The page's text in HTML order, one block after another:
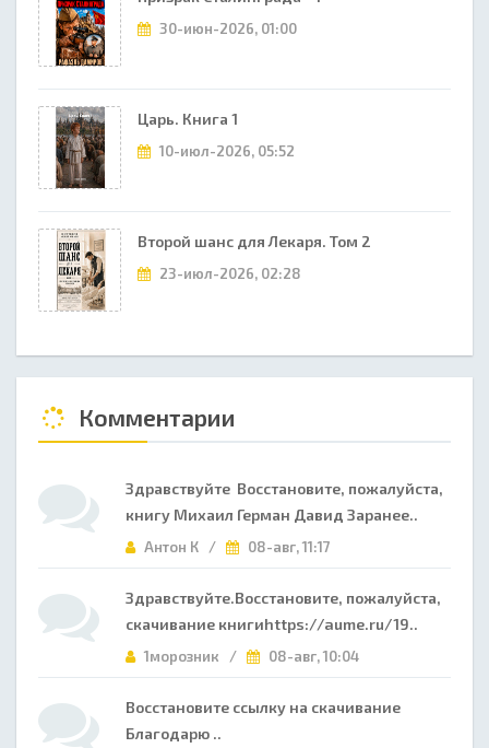
30-июн-2026, 01:00
Царь. Книга 1
10-июл-2026, 05:52
Второй шанс для Лекаря. Том 2
23-июл-2026, 02:28
Комментарии
Здравствуйте Восстановите, пожалуйста,
книгу Михаил Герман Давид Заранее..
Антон К / 08-авг, 11:17
Здравствуйте.Восстановите, пожалуйста,
скачивание книгиhttps://aume.ru/19..
1морозник / 08-авг, 10:04
Восстановите ссылку на скачивание
Благодарю ..